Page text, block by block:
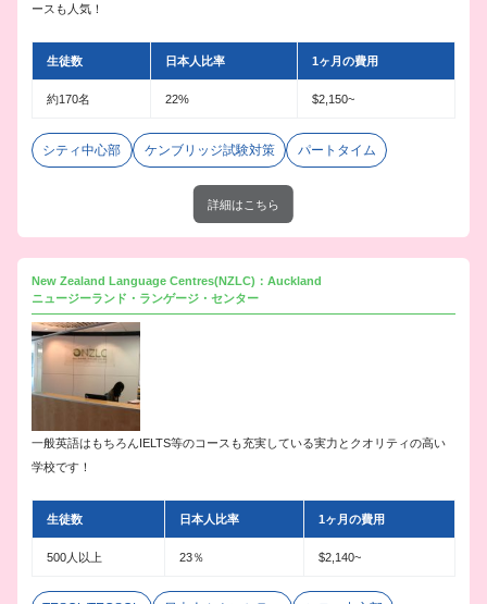
ースも人気！
生徒数 日本人比率 1ヶ月の費用
約170名 22% $2,150~
シティ中心部 ケンブリッジ試験対策 パートタイム
詳細はこちら
New Zealand Language Centres(NZLC)：Auckland
ニュージーランド・ランゲージ・センター
一般英語はもちろんIELTS等のコースも充実している実力とクオリティの高い
学校です！
生徒数 日本人比率 1ヶ月の費用
500人以上 23％ $2,140~